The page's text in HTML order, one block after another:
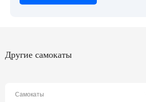
Другие самокаты
Самокаты